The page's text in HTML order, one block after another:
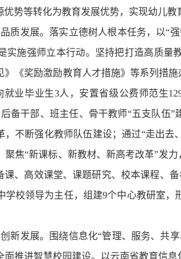
势等转化为教育发展优势，实现幼儿
质发展。落实立德树人根本任务，以“
实施强师立本行动。坚持把打造高质量
》《奖励激励教育人才措施》等系列措
业毕业生3人，安置省级公费师范生
备干部、班主任、骨干教师“五支队伍
，不断强化教师队伍建设；通过“走出
焦“新课标、新教材、新高考改革”发
课、高效课堂、课题研究、校本课程、
学校领导为主任，组建9个中心教研室
新发展。围绕信息化“管理、服务、共
推进智慧校园建设。以云南省教育信